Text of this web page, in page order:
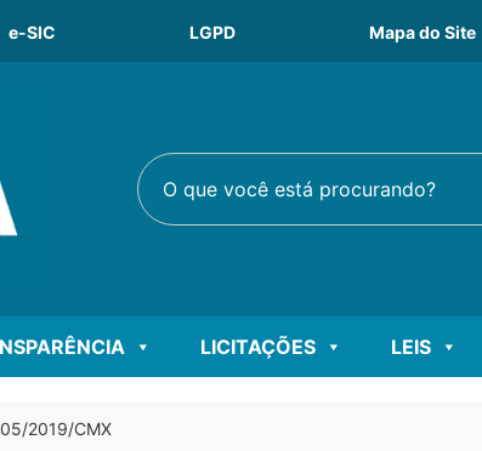
e-SIC LGPD Mapa do Site
O que você está procurando?
LICITAÇÕES LEIS
05/2019/CMX